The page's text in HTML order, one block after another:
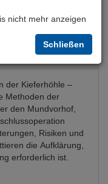
nicht mehr anzeigen
Schließen
der Kieferhöhle –
Methoden der
den Mundvorhof,
Risiken und
die Aufklärung,
erforderlich ist.